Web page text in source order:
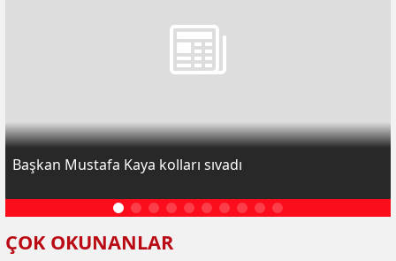
Başkan Mustafa Kaya kolları sıvadı
ÇOK OKUNANLAR